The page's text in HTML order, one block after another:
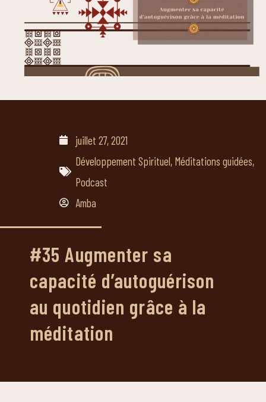
juillet 27, 2021
Développement Spirituel, Méditations guidées,
Podcast
Amba
#35 Augmenter sa
capacité d’autoguérison
au quotidien grâce à la
méditation